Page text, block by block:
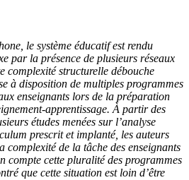
le système éducatif est rendu
par la présence de plusieurs réseaux
complexité structurelle débouche
à disposition de multiples programmes
enseignants lors de la préparation
apprentissage. À partir des
études menées sur l’analyse
prescrit et implanté, les auteurs
complexité de la tâche des enseignants
compte cette pluralité des programmes
que cette situation est loin d’être